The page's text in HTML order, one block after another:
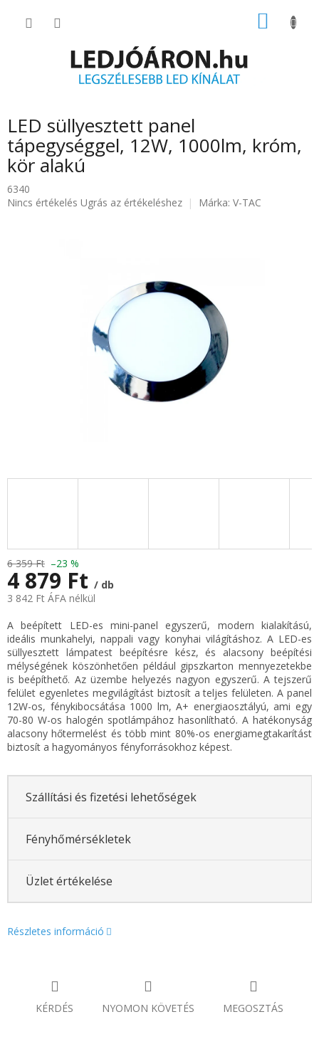
KOSÁR
LED süllyesztett panel
tápegységgel, 12W, 1000lm, króm,
kör alakú
6340
A
Nincs értékelés Ugrás az értékeléshez Márka: V-TAC
6 359 Ft –23 %
4 879 Ft / db
3 842 Ft ÁFA nélkül
Egységár:
A beépített LED-es mini-panel egyszerű, modern kialakítású,
ideális munkahelyi, nappali vagy konyhai világításhoz. A LED-es
süllyesztett lámpatest beépítésre kész, és alacsony beépítési
mélységének köszönhetően például gipszkarton mennyezetekbe
is beépíthető. Az üzembe helyezés nagyon egyszerű. A tejszerű
felület egyenletes megvilágítást biztosít a teljes felületen. A panel
12W-os, fénykibocsátása 1000 lm, A+ energiaosztályú, ami egy
70-80 W-os halogén spotlámpához hasonlítható. A hatékonyság
alacsony hőtermelést és több mint 80%-os energiamegtakarítást
biztosít a hagyományos fényforrásokhoz képest.
Szállítási és fizetési lehetőségek
Fényhőmérsékletek
Üzlet értékelése
Részletes információ
KÉRDÉS NYOMON KÖVETÉS MEGOSZTÁS